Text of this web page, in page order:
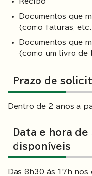
Recibo
Documentos que
(como faturas,
Documentos que
(como um livro de
Prazo de
Dentro de 2 anos a
Data e hora
disponíveis
Das 8h30 às 17h